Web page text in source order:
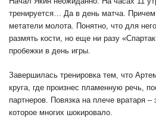
тренируется… Да в день матча.
метатели молота. Понятно, что для
размять кости, но еще ни разу
пробежки в день игры.
Завершилась тренировка тем, что
круга, где произнес пламенную речь,
партнеров. Повязка на плече вратаря –
которое многих шокировало.